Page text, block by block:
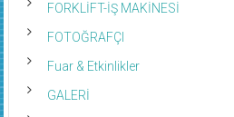
FORKLİFT-İŞ MAKİNESİ
FOTOĞRAFÇI
Fuar & Etkinlikler
GALERİ